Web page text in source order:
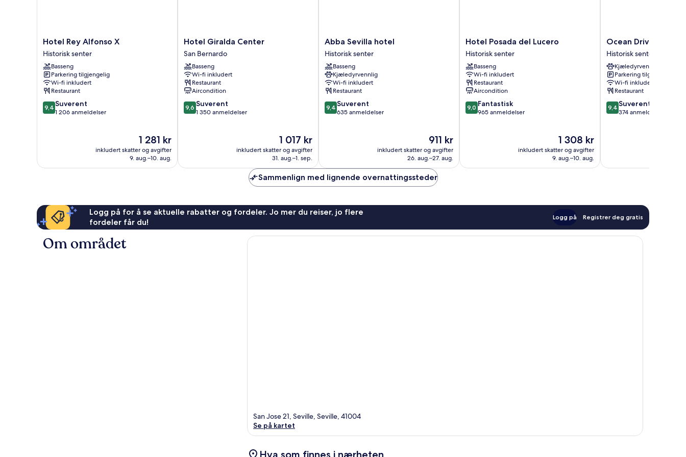
Hotel
Rey
Alfonso
X
Historisk
senter
Hotel Rey Alfonso X
Historisk senter
Basseng
Parkering tilgjengelig
Wi-fi inkludert
Restaurant
9.4
av
9,4 Suverent
1 206 anmeldelser
Prisen
er
1 281 kr
1 281 kr
inkludert skatter og avgifter
9. aug.–10. aug.
Hotel
Giralda
Center
San
Bernardo
Hotel Giralda Center
San Bernardo
Basseng
Wi-fi inkludert
Restaurant
Aircondition
9.6
av
9,6 Suverent
1 350 anmeldelser
Prisen
er
1 017 kr
1 017 kr
inkludert skatter og avgifter
31. aug.–1. sep.
Abba
Sevilla
hotel
Historisk
senter
Abba Sevilla hotel
Historisk senter
Basseng
Kjæledyrvennlig
Wi-fi inkludert
Restaurant
9.4
av
9,4 Suverent
635 anmeldelser
Prisen
er
911 kr
911 kr
inkludert skatter og avgifter
26. aug.–27. aug.
Hotel
Posada
del
Lucero
Historisk
senter
Hotel Posada del Lucero
Historisk senter
Basseng
Wi-fi inkludert
Restaurant
Aircondition
9.0
av
9,0 Fantastisk
965 anmeldelser
Prisen
er
1 308 kr
1 308 kr
inkludert skatter og avgifter
9. aug.–10. aug.
Ocean
Drive
Sevilla
Historisk
senter
Ocean Drive Sevilla
Historisk senter
Kjæledyrvennlig
Parkering tilgjengelig
Wi-fi inkludert
Restaurant
9.4
av
9,4 Suverent
374 anmeldelser
Sammenlign med lignende overnattingssteder
Logg på for å se aktuelle rabatter og fordeler. Jo mer du reiser, jo flere
fordeler får du!
Logg på Registrer deg gratis
Om området
San Jose 21, Seville, Seville, 41004
Se på kartet
Hva som finnes i nærheten